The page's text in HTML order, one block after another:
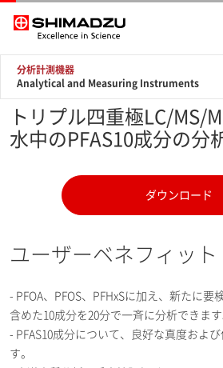
分析計測機器
Analytical and Measuring Instruments
トリプル四重極LC/MS/
水中のPFAS10成分の分
ダウンロード
ユーザーベネフィット
- PFOA、PFOS、PFHxSに加え、新たに要
含めた10成分を20分で一斉に分析できます
- PFAS10成分について、良好な真度およ
す。